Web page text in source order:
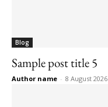
Blog
Sample post title 5
Author name - 8 August 2026